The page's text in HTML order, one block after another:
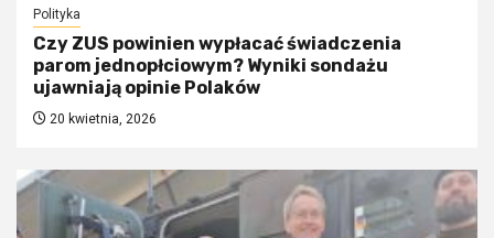
Polityka
Czy ZUS powinien wypłacać świadczenia
parom jednopłciowym? Wyniki sondażu
ujawniają opinie Polaków
20 kwietnia, 2026